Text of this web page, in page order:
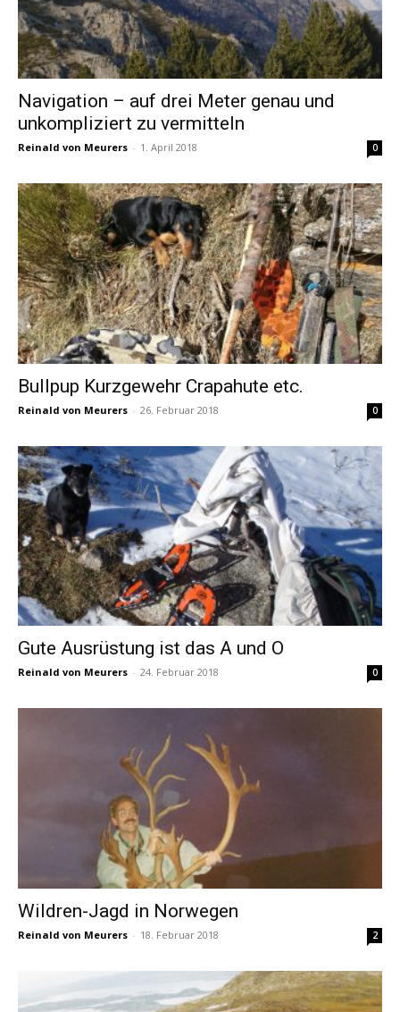
Navigation – auf drei Meter genau und
unkompliziert zu vermitteln
Reinald von Meurers - 1. April 2018 0
Bullpup Kurzgewehr Crapahute etc.
Reinald von Meurers - 26. Februar 2018 0
Gute Ausrüstung ist das A und O
Reinald von Meurers - 24. Februar 2018 0
Wildren-Jagd in Norwegen
Reinald von Meurers - 18. Februar 2018 2